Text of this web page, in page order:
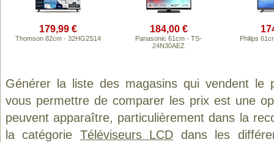
179,99 €
Thomson 82cm - 32HG2S14
184,00 €
Panasonic 61cm - TS-
24N30AEZ
Philips
Générer la liste des magasins qui vendent le
vous permettre de comparer les prix est une
peuvent apparaître, particulièrement dans la
la catégorie Téléviseurs LCD dans les